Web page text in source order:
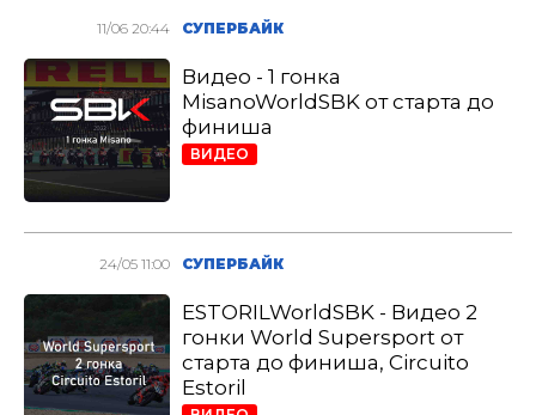
11/06 20:44 СУПЕРБАЙК
Видео - 1 гонка
MisanoWorldSBK от старта до
финиша
ВИДЕО
24/05 11:00 СУПЕРБАЙК
ESTORILWorldSBK - Видео 2
гонки World Supersport от
старта до финиша, Circuito
Estoril